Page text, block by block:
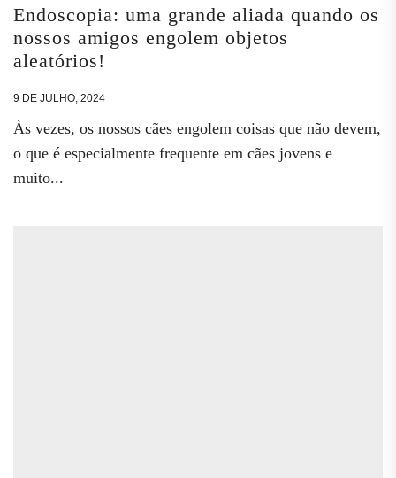
Endoscopia: uma grande aliada quando os
nossos amigos engolem objetos
aleatórios!
9 DE JULHO, 2024
Às vezes, os nossos cães engolem coisas que não devem,
o que é especialmente frequente em cães jovens e
muito...